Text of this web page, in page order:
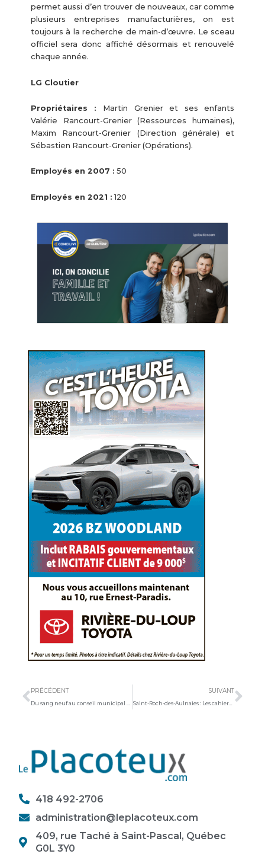
permet aussi d’en trouver de nouveaux, car comme
plusieurs entreprises manufacturières, on est
toujours à la recherche de main-d’œuvre. Le sceau
officiel sera donc affiché désormais et renouvelé
chaque année.
LG Cloutier
Propriétaires : Martin Grenier et ses enfants
Valérie Rancourt-Grenier (Ressources humaines),
Maxim Rancourt-Grenier (Direction générale) et
Sébastien Rancourt-Grenier (Opérations).
Employés en 2007 : 50
Employés en 2021 : 120
PRÉCÉDENT SUIVANT
Saint-Roch-des-Aulnaies : Les cahiers d’exercices des élèves tous payés par un don anonyme
418 492-2706
administration@leplacoteux.com
409, rue Taché à Saint-Pascal, Québec
G0L 3Y0